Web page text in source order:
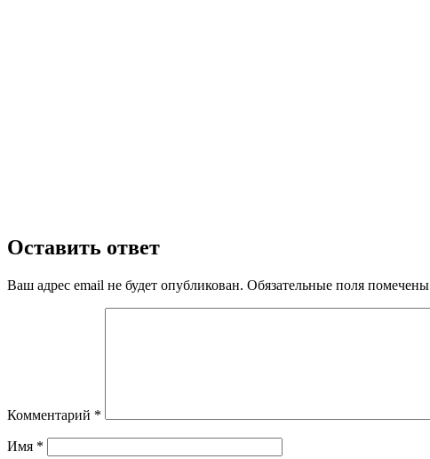
Оставить ответ
Ваш адрес email не будет опубликован. Обязательные поля помечены
Комментарий *
Имя *